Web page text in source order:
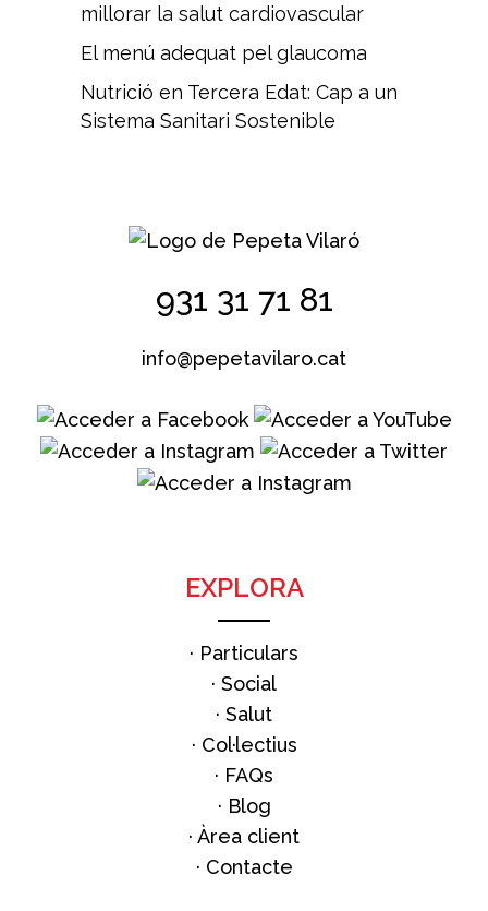
millorar la salut cardiovascular
El menú adequat pel glaucoma
Nutrició en Tercera Edat: Cap a un
Sistema Sanitari Sostenible
931 31 71 81
info@pepetavilaro.cat
EXPLORA
· Particulars
· Social
· Salut
· Col·lectius
· FAQs
· Blog
· Àrea client
· Contacte